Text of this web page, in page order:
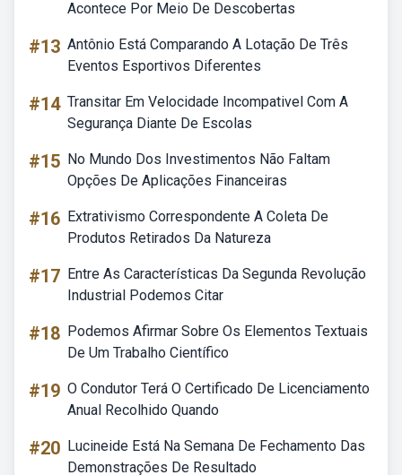
Acontece Por Meio De Descobertas
#13 Antônio Está Comparando A Lotação De Três
Eventos Esportivos Diferentes
#14 Transitar Em Velocidade Incompativel Com A
Segurança Diante De Escolas
#15 No Mundo Dos Investimentos Não Faltam
Opções De Aplicações Financeiras
#16 Extrativismo Correspondente A Coleta De
Produtos Retirados Da Natureza
#17 Entre As Características Da Segunda Revolução
Industrial Podemos Citar
#18 Podemos Afirmar Sobre Os Elementos Textuais
De Um Trabalho Científico
#19 O Condutor Terá O Certificado De Licenciamento
Anual Recolhido Quando
#20 Lucineide Está Na Semana De Fechamento Das
Demonstrações De Resultado